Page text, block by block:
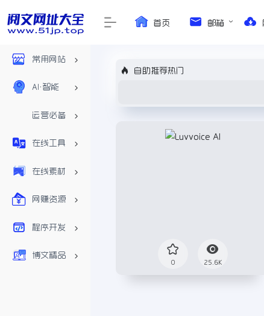
常用网站
AI•智能
运营必备
在线工具
在线素材
网赚资源
程序开发
博文精品
首页 邮箱
自助推荐热门
0 25.6K